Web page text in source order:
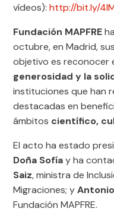
vídeos):http://bit.ly/
Fundación MAPFRE
octubre, en Madrid, sus
objetivo es reconocer
generosidad y la
instituciones que han
destacadas en
ámbitos científico,
El acto ha estado
Doña Sofíay ha
Saiz, ministra de
Migraciones; y
Fundación MAPFRE.